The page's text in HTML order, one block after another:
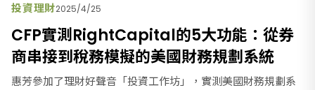
投資理財2025/4/25
CFP實測RightCapital的5大功能：從券
商串接到稅務模擬的美國財務規劃系統
惠芳參加了理財好聲音「投資工作坊」，實測美國財務規劃系